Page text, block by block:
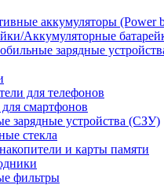
аккумуляторы (Power
Аккумуляторные
зарядные
для телефонов
смартфонов
зарядные устройства (СЗУ)
стекла
и карты памяти
фильтры